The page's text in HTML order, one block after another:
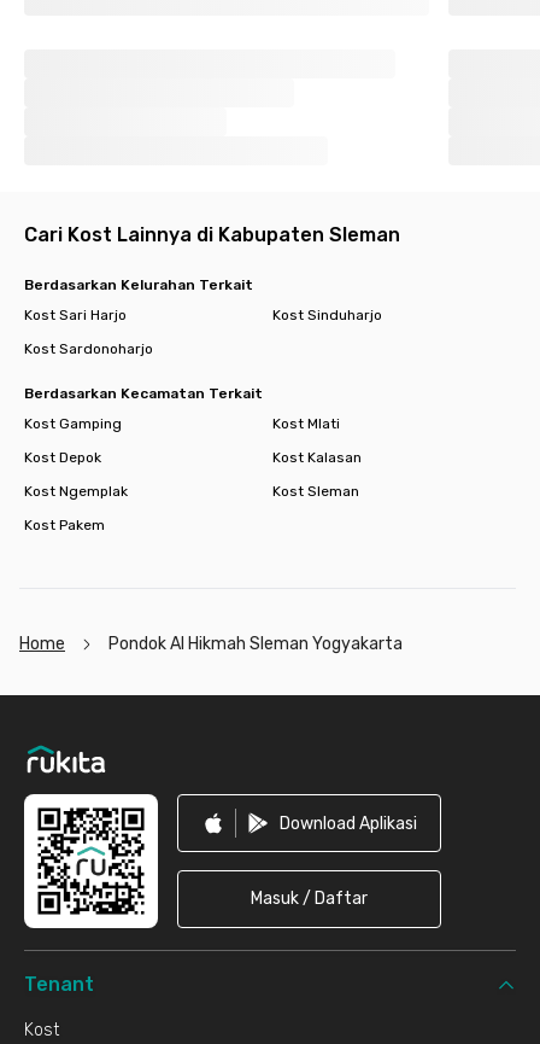
Cari Kost Lainnya di Kabupaten Sleman
Berdasarkan Kelurahan Terkait
Kost Sari Harjo
Kost Sinduharjo
Kost Sardonoharjo
Berdasarkan Kecamatan Terkait
Kost Gamping
Kost Mlati
Kost Depok
Kost Kalasan
Kost Ngemplak
Kost Sleman
Kost Pakem
Home Pondok Al Hikmah Sleman Yogyakarta
Download Aplikasi
Masuk / Daftar
Tenant
Kost